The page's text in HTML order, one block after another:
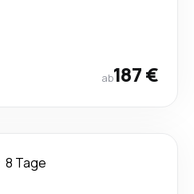
ab187 €
8 Tage